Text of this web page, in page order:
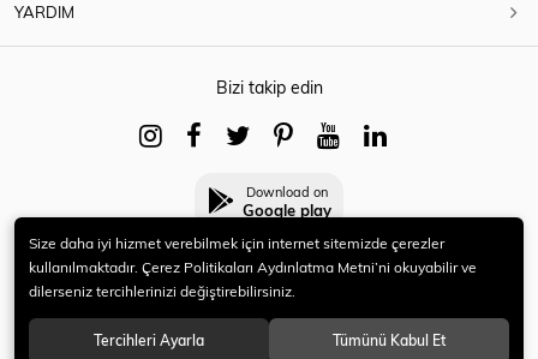
YARDIM
Bizi takip edin
Download on
Google play
© 2021 HERYENİ. Tüm hakları saklıdır.
Size daha iyi hizmet verebilmek için internet sitemizde çerezler
kullanılmaktadır. Çerez Politikaları Aydınlatma Metni’ni okuyabilir ve
dilerseniz tercihlerinizi değiştirebilirsiniz.
Tercihleri Ayarla Tümünü Kabul Et